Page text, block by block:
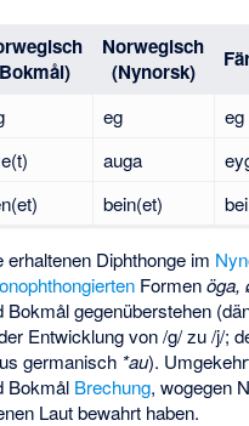
Norwegisch
(Nynorsk)
eg eg
auga
bein(et)
erhaltenen Diphthonge im
Formenöga,
Bokmål gegenüberstehen
Entwicklung von /g/ zu /j/;
germanisch *au).
Bokmål Brechung, wogegen
Laut bewahrt haben.